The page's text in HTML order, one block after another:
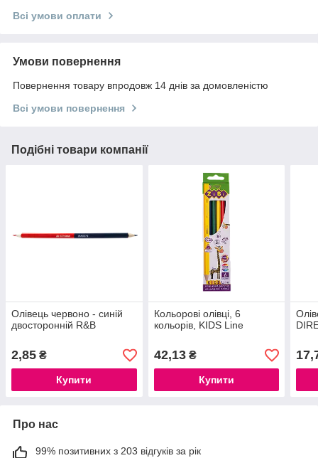
Всі умови оплати
Умови повернення
Повернення товару впродовж 14 днів за домовленістю
Всі умови повернення
Подібні товари компанії
Олівець червоно - синій
двосторонній R&B
2,85 ₴
Купити
Кольорові олівці, 6
кольорів, KIDS Line
42,13₴
Купити
Про нас
99% позитивних з 203 відгуків за рік